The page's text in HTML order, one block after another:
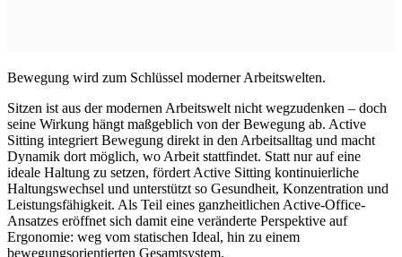
Bewegung wird zum Schlüssel moderner Arbeitswelten.
Sitzen ist aus der modernen Arbeitswelt nicht wegzudenken – doch
seine Wirkung hängt maßgeblich von der Bewegung ab. Active
Sitting integriert Bewegung direkt in den Arbeitsalltag und macht
Dynamik dort möglich, wo Arbeit stattfindet. Statt nur auf eine
ideale Haltung zu setzen, fördert Active Sitting kontinuierliche
Haltungswechsel und unterstützt so Gesundheit, Konzentration und
Leistungsfähigkeit. Als Teil eines ganzheitlichen Active-Office-
Ansatzes eröffnet sich damit eine veränderte Perspektive auf
Ergonomie: weg vom statischen Ideal, hin zu einem
bewegungsorientierten Gesamtsystem.